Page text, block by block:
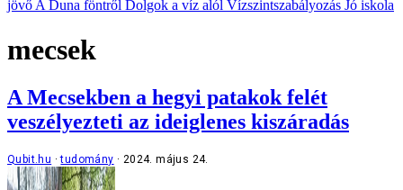
jövő A Duna föntről Dolgok a víz alól Vízszintszabályozás Jó iskola
mecsek
A Mecsekben a hegyi patakok felét
veszélyezteti az ideiglenes kiszáradás
Qubit.hu tudomány 2024. május 24.